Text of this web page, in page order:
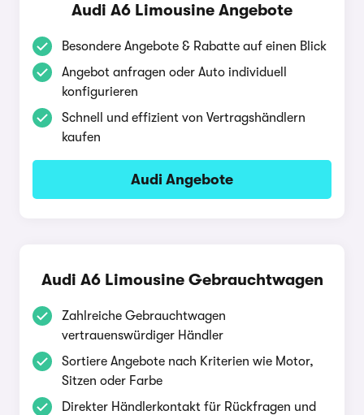
Audi A6 Limousine Angebote
Besondere Angebote & Rabatte auf einen Blick
Angebot anfragen oder Auto individuell
konfigurieren
Schnell und effizient von Vertragshändlern
kaufen
Audi Angebote
Audi A6 Limousine Gebrauchtwagen
Zahlreiche Gebrauchtwagen
vertrauenswürdiger Händler
Sortiere Angebote nach Kriterien wie Motor,
Sitzen oder Farbe
Direkter Händlerkontakt für Rückfragen und